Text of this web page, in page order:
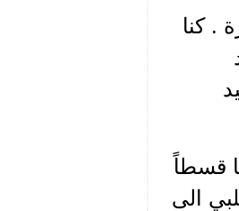
. كنا
قسطاً
الى